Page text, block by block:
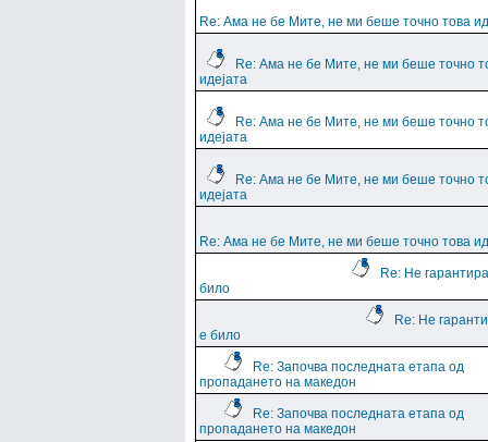
Re: Ама не бе Мите, не ми беше точно това
Re: Ама не бе Мите, не ми беше точно
идејата
Re: Ама не бе Мите, не ми беше точно
идејата
Re: Ама не бе Мите, не ми беше точно
идејата
Re: Ама не бе Мите, не ми беше точно това
Re: Не
било
Re: Не
е било
Re: Започва последната етапа од
пропадането на македон
Re: Започва последната етапа од
пропадането на македон